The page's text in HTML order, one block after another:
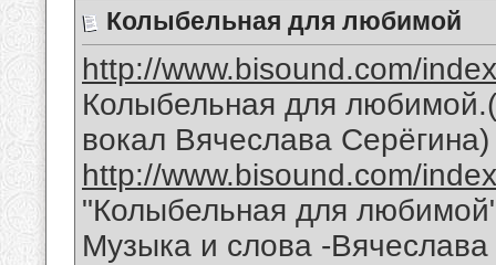
Колыбельная для любимой
http://www.bisound.com/
Колыбельная для
вокал Вячеслава Серёгина)
http://www.bisound.com/
"Колыбельная для
Музыка и слова -